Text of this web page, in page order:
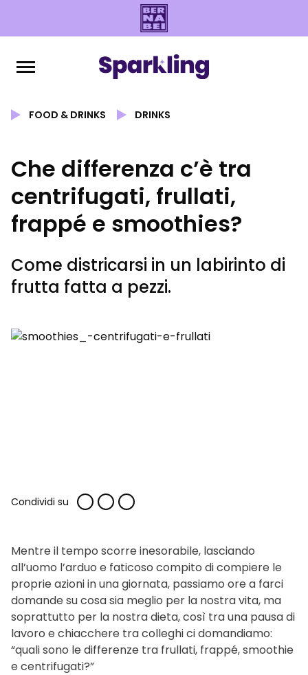
FOOD & DRINKS DRINKS
Che differenza c’è tra
centrifugati, frullati,
frappé e smoothies?
Come districarsi in un labirinto di
frutta fatta a pezzi.
Condividi su
Mentre il tempo scorre inesorabile, lasciando
all’uomo l’arduo e faticoso compito di compiere le
proprie azioni in una giornata, passiamo ore a farci
domande su cosa sia meglio per la nostra vita, ma
soprattutto per la nostra dieta, così tra una pausa di
lavoro e chiacchere tra colleghi ci domandiamo:
“quali sono le differenze tra frullati, frappé, smoothie
e centrifugati?”